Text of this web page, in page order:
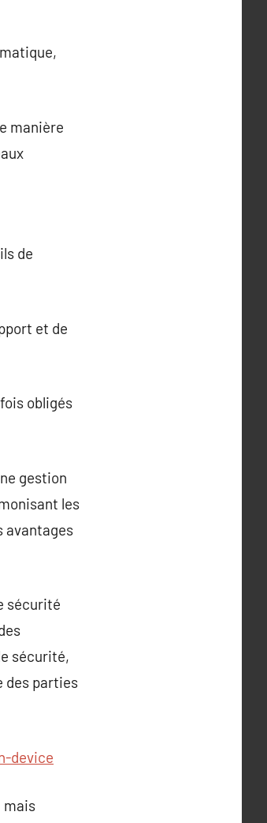
manière
de
et de
obligés
gestion
les
avantages
sécurité
sécurité,
des parties
device
mais